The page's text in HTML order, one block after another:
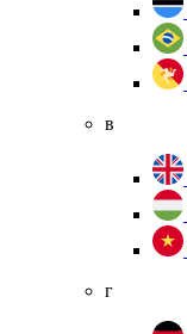
в
г